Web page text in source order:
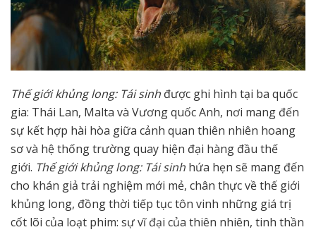
Thế giới khủng long: Tái sinh được ghi hình tại ba quốc
gia: Thái Lan, Malta và Vương quốc Anh, nơi mang đến
sự kết hợp hài hòa giữa cảnh quan thiên nhiên hoang
sơ và hệ thống trường quay hiện đại hàng đầu thế
giới. Thế giới khủng long: Tái sinh hứa hẹn sẽ mang đến
cho khán giả trải nghiệm mới mẻ, chân thực về thế giới
khủng long, đồng thời tiếp tục tôn vinh những giá trị
cốt lõi của loạt phim: sự vĩ đại của thiên nhiên, tinh thần